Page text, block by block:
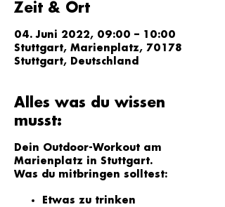
Zeit & Ort
04. Juni 2022, 09:00 – 10:00
Stuttgart, Marienplatz, 70178
Stuttgart, Deutschland
Alles was du wissen
musst:
Dein Outdoor-Workout am
Marienplatz in Stuttgart.
Was du mitbringen solltest:
Etwas zu trinken